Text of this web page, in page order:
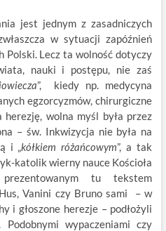
jest jednym z zasadniczych
w sytuacji zapóźnień
Lecz ta wolność dotyczy
nauki i postępu, nie zaś
”, kiedy np. medycyna
egzorcyzmów, chirurgiczne
herezję, wolna myśl była przez
– św. Inkwizycja nie była na
i „kółkiem różańcowym”, a tak
katolik wierny nauce Kościoła
tu tekstem
Vanini czy Bruno sami – w
i głoszone herezje – podłożyli
wypaczeniami czy